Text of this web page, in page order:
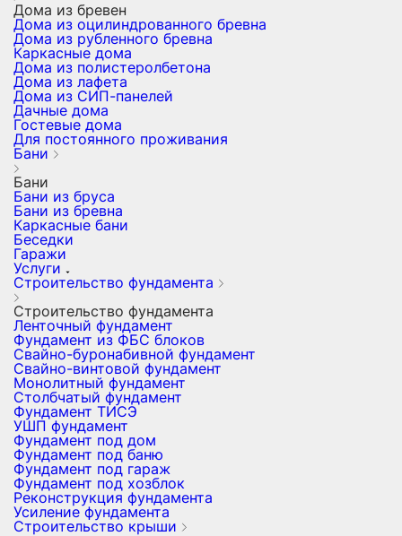
Дома из бревен
Дома из оцилиндрованного бревна
Дома из рубленного бревна
Каркасные дома
Дома из полистеролбетона
Дома из лафета
Дома из СИП-панелей
Дачные дома
Гостевые дома
Для постоянного проживания
Бани
Бани
Бани из бруса
Бани из бревна
Каркасные бани
Беседки
Гаражи
Услуги
Строительство фундамента
Строительство фундамента
Ленточный фундамент
Фундамент из ФБС блоков
Свайно-буронабивной фундамент
Свайно-винтовой фундамент
Монолитный фундамент
Столбчатый фундамент
Фундамент ТИСЭ
УШП фундамент
Фундамент под дом
Фундамент под баню
Фундамент под гараж
Фундамент под хозблок
Реконструкция фундамента
Усиление фундамента
Строительство крыши